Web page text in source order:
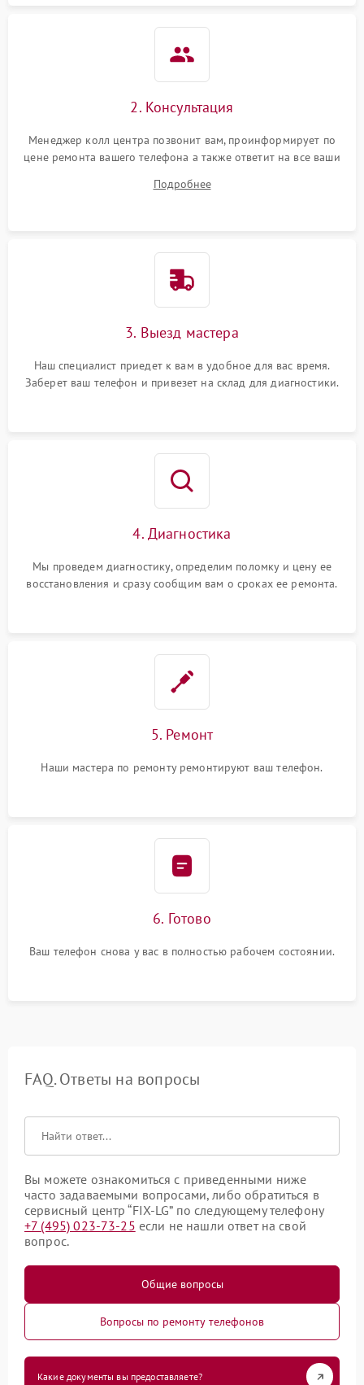
2. Консультация
Менеджер колл центра позвонит вам, проинформирует по
цене ремонта вашего телефона а также ответит на все ваши
Подробнее
3. Выезд мастера
Наш специалист приедет к вам в удобное для вас время.
Заберет ваш телефон и привезет на склад для диагностики.
4. Диагностика
Мы проведем диагностику, определим поломку и цену ее
восстановления и сразу сообщим вам о сроках ее ремонта.
5. Ремонт
Наши мастера по ремонту ремонтируют ваш телефон.
6. Готово
Ваш телефон снова у вас в полностью рабочем состоянии.
FAQ. Ответы на вопросы
Вы можете ознакомиться с приведенными ниже
часто задаваемыми вопросами, либо обратиться в
сервисный центр “FIX-LG” по следующему телефону
+7 (495) 023-73-25 если не нашли ответ на свой
вопрос.
Общие вопросы
Вопросы по ремонту телефонов
Какие документы вы предоставляете?